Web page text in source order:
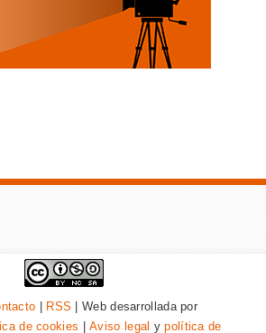
RSS | Web desarrollada por
de cookies |Aviso legal ypolítica de